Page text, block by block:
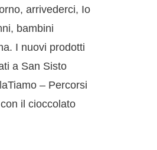
,arrivederci, Io
, bambini
I nuovi prodotti
a San Sisto
– Percorsi
il cioccolato